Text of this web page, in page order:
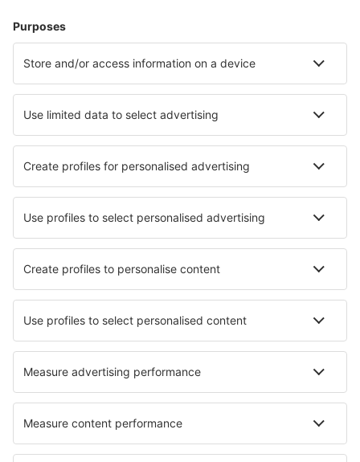
Hoteluri în Westerland
Hoteluri în Gromitz Hoteluri în Heringsdorf
Hoteluri Westerhever Hoteluri în Potsdam
Hoteluri în Winterberg Hoteluri în Sierksdorf
Cele mai bune hoteluri - orașe
Hoteluri în Lagoa Nova Hoteluri în Pacifica
Hoteluri în Loftahammar Hoteluri în Njivice
Hoteluri în Yutz Hoteluri în Risby
Cele mai bune hoteluri - regiuni
Hoteluri în Usedom Hoteluri in Mecklenburg Lake Plateau